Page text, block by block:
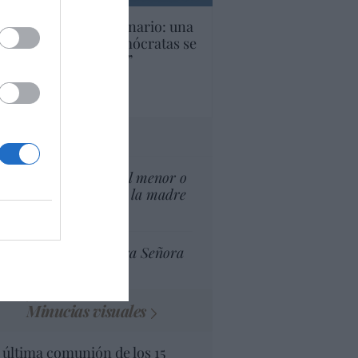
Inquietante escenario: una
parte de los demócratas se
como “socialista”
Aguirre
anteriores
¿El Superior interés el menor o
el superior interés de la madre
Ceuta celebra Nuestra Señora
Minucias visuales
comunión de los 15